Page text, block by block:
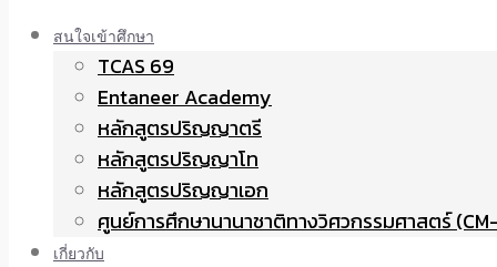
สนใจเข้าศึกษา
TCAS 69
Entaneer Academy
หลักสูตรปริญญาตรี
หลักสูตรปริญญาโท
หลักสูตรปริญญาเอก
ศูนย์การศึกษานานาชาติทางวิศวกรรมศาสตร์
เกี่ยวกับ